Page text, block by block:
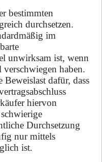
bestimmten
durchsetzen.
im
unwirksam ist, wenn
haben.
dafür, dass
hiervon
Durchsetzung
nur mittels
ist.